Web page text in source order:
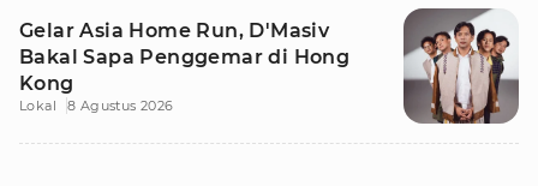
Gelar Asia Home Run, D'Masiv
Bakal Sapa Penggemar di Hong
Kong
Lokal 8 Agustus 2026